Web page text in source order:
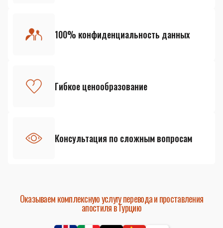
100% конфиденциальность данных
Гибкое ценообразование
Консультация по сложным вопросам
Оказываем комплексную услугу перевода и проставления
апостиля в Турцию